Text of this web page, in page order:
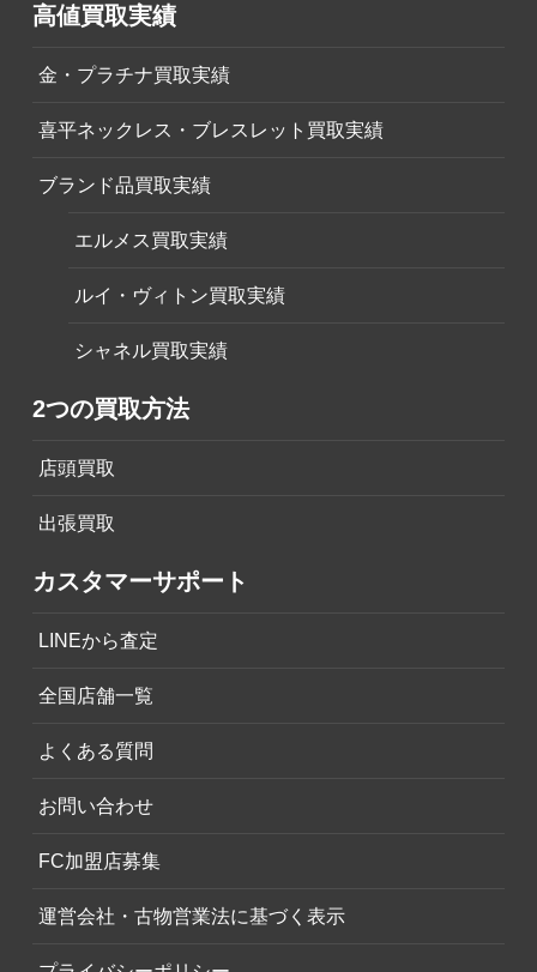
高値買取実績
金・プラチナ買取実績
喜平ネックレス・ブレスレット買取実績
ブランド品買取実績
エルメス買取実績
ルイ・ヴィトン買取実績
シャネル買取実績
2つの買取方法
店頭買取
出張買取
カスタマーサポート
LINEから査定
全国店舗一覧
よくある質問
お問い合わせ
FC加盟店募集
運営会社・古物営業法に基づく表示